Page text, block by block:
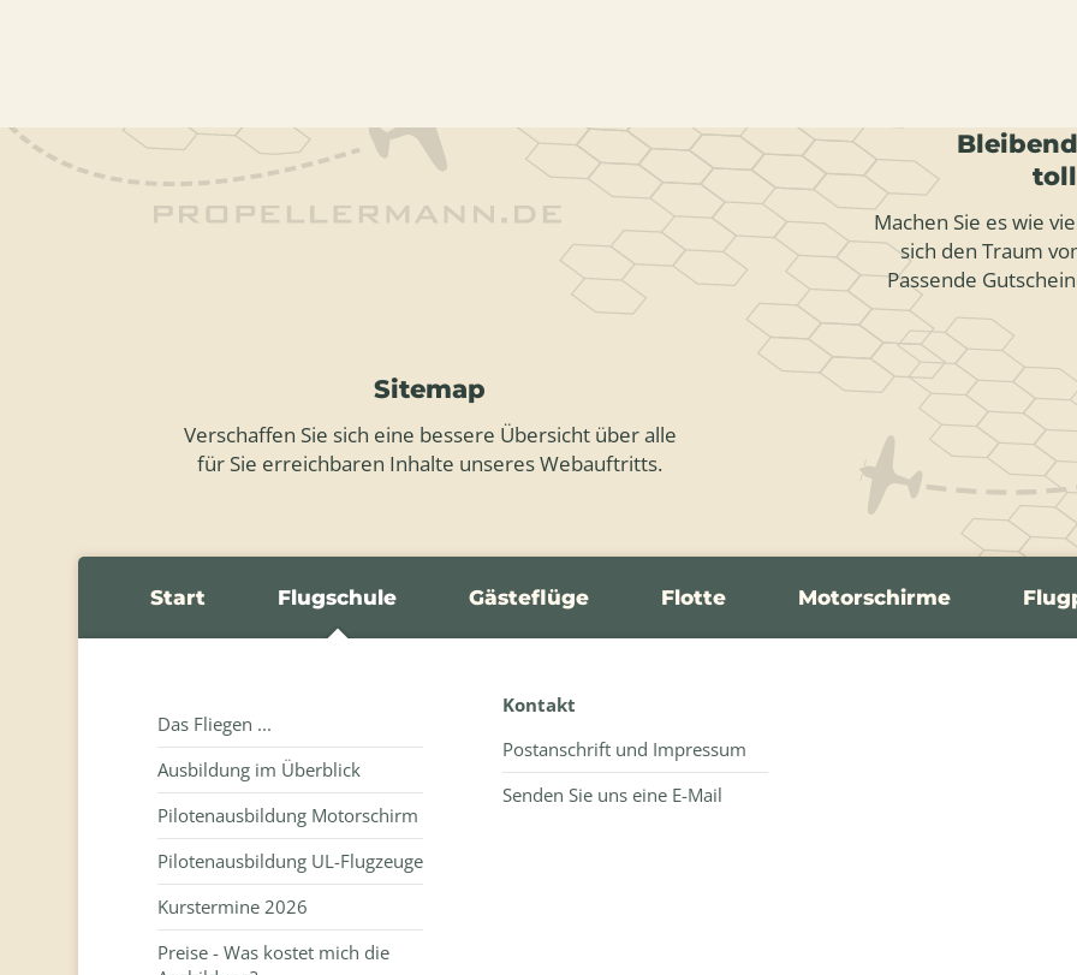
Machen Sie es wie
sich den Traum
Passende
Sitemap
Verschaffen Sie sich eine bessere Übersicht über alle
für Sie erreichbaren Inhalte unseres Webauftritts.
Start Flugschule Gästeflüge Flotte Motorschirme
Das Fliegen ...
Ausbildung im Überblick
Pilotenausbildung Motorschirm
Pilotenausbildung UL-Flugzeuge
Kurstermine 2026
Preise - Was kostet mich die
Kontakt
Postanschrift und Impressum
Senden Sie uns eine E-Mail